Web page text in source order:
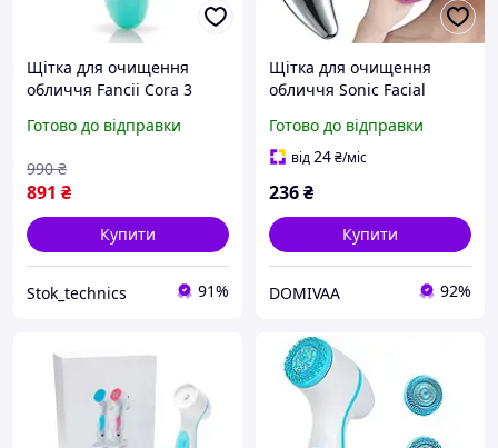
Щітка для очищення
обличчя Fancii Cora 3
Готово до відправки
891 ₴
990 ₴
Купити
Stok_technics 91%
Щітка для очищення
обличчя Sonic Facial
Готово до відправки
від24₴/міс
236₴
Купити
DOMIVAА 92%